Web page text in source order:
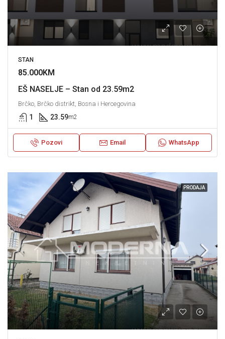
STAN
85.000KM
EŠ NASELJE – Stan od 23.59m2
Brčko, Brčko distrikt, Bosna i Hercegovina
1 23.59m2
Pozovi Email WhatsApp
PRODAJA